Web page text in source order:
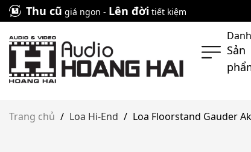
Skip
to
content
Thu cũ giá ngon - Lên đời tiết kiệm
Sản
Trang chủ / Loa Hi-End / Loa Floorstand Gauder